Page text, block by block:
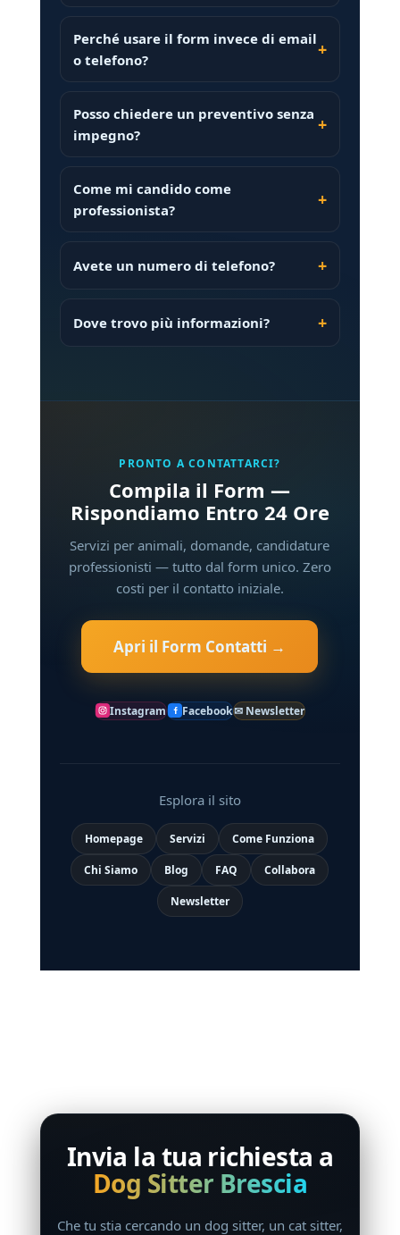
Perché usare il form invece di email
o telefono?
Posso chiedere un preventivo senza
impegno?
Come mi candido come
professionista?
Avete un numero di telefono?
Dove trovo più informazioni?
PRONTO A CONTATTARCI?
Compila il Form —
Rispondiamo Entro 24 Ore
Servizi per animali, domande, candidature
professionisti — tutto dal form unico. Zero
costi per il contatto iniziale.
Apri il Form Contatti →
Instagram Facebook✉ Newsletter
Esplora il sito
Homepage Servizi Come Funziona
Chi Siamo Blog FAQ Collabora
Newsletter
Invia la tua richiesta a
Dog Sitter Brescia
Che tu stia cercando un dog sitter, un cat sitter,